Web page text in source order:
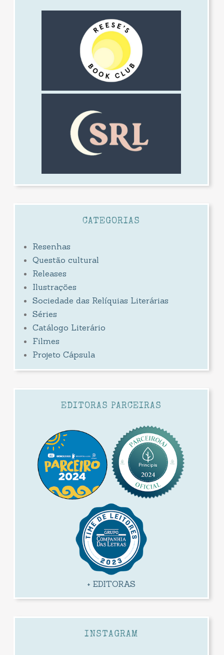
CATEGORIAS
Resenhas
Questão cultural
Releases
Ilustrações
Sociedade das Relíquias Literárias
Séries
Catálogo Literário
Filmes
Projeto Cápsula
EDITORAS PARCEIRAS
+ EDITORAS
INSTAGRAM